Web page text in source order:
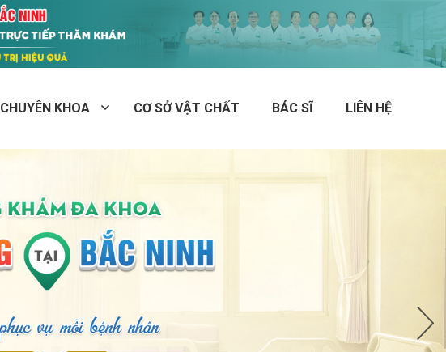
CHUYÊN KHOA CƠ SỞ VẬT CHẤT BÁC SĨ LIÊN HỆ